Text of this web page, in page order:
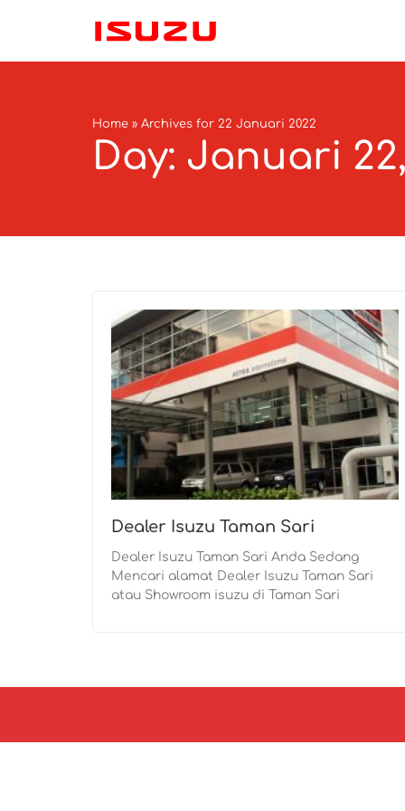
Home » Archives for 22 Januari 2022
Day: Januari
Dealer Isuzu Taman Sari
Dealer Isuzu Taman Sari Anda Sedang
Mencari alamat Dealer Isuzu Taman Sari
atau Showroom isuzu di Taman Sari